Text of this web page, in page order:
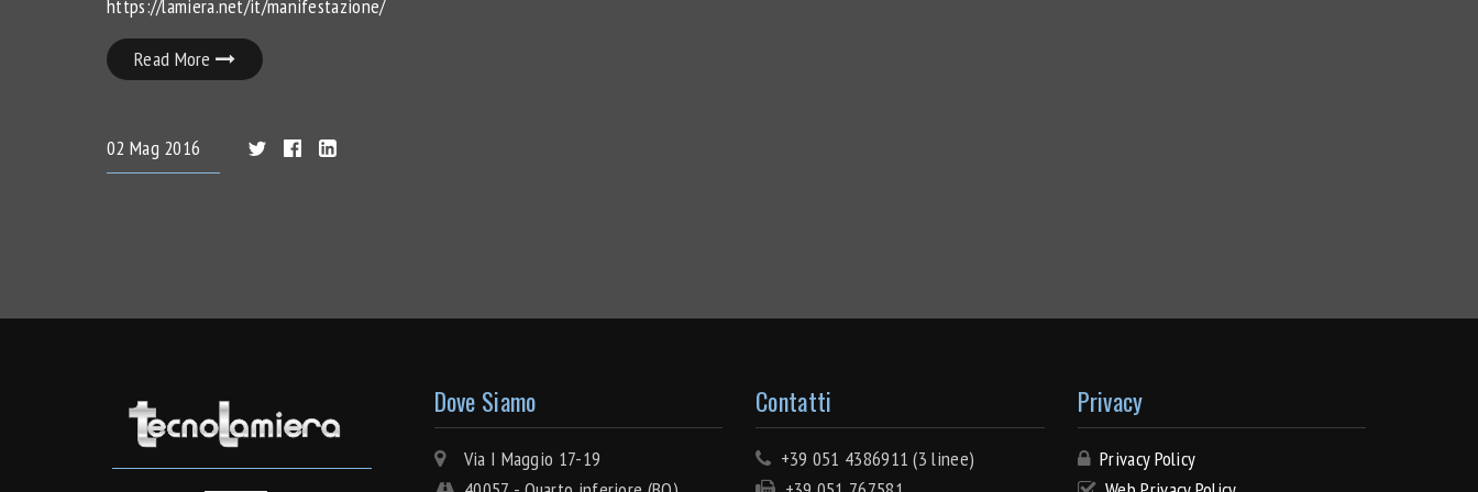
https://lamiera.net/it/manifestazione/
Read More
02 Mag 2016
Dove Siamo
Via I Maggio 17-19
Contatti
+39 051 4386911 (3 linee)
Privacy
Privacy Policy